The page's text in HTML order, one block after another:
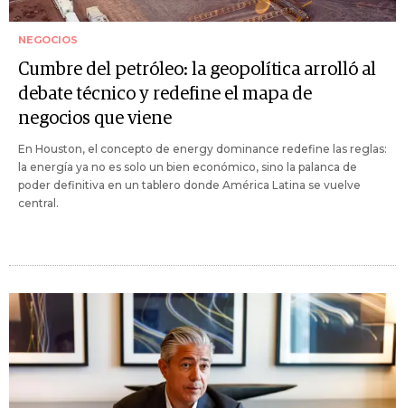
NEGOCIOS
Cumbre del petróleo: la geopolítica arrolló al
debate técnico y redefine el mapa de
negocios que viene
En Houston, el concepto de energy dominance redefine las reglas:
la energía ya no es solo un bien económico, sino la palanca de
poder definitiva en un tablero donde América Latina se vuelve
central.